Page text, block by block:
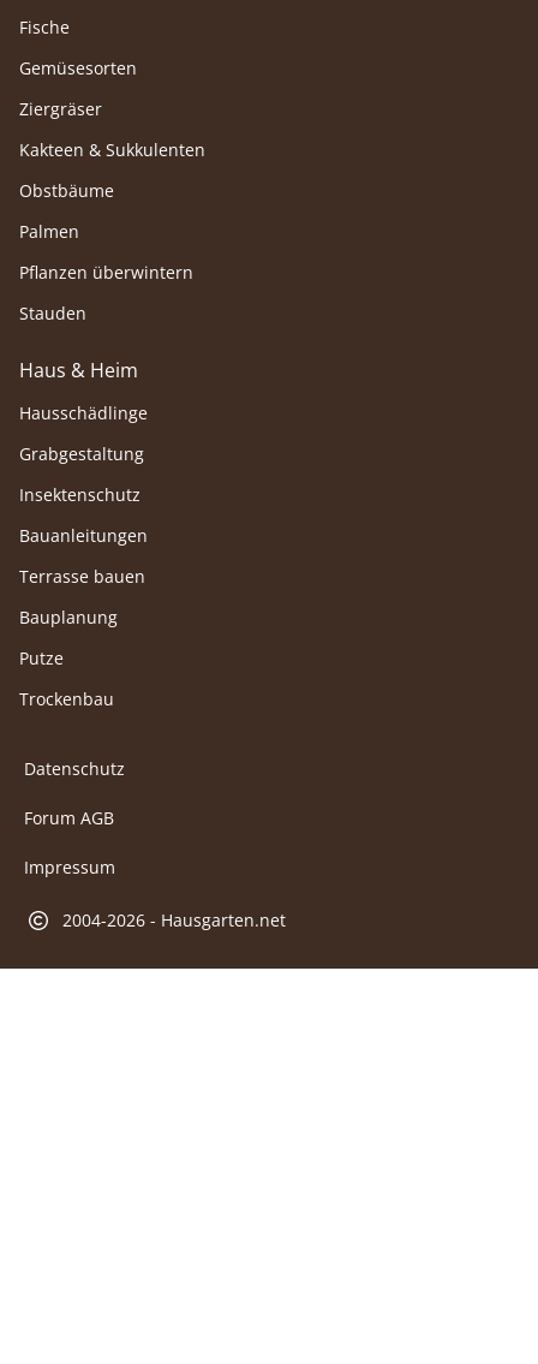
Fische
Gemüsesorten
Ziergräser
Kakteen & Sukkulenten
Obstbäume
Palmen
Pflanzen überwintern
Stauden
Haus & Heim
Hausschädlinge
Grabgestaltung
Insektenschutz
Bauanleitungen
Terrasse bauen
Bauplanung
Putze
Trockenbau
Datenschutz
Forum AGB
Impressum
2004-2026 - Hausgarten.net